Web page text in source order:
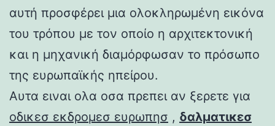
αυτή προσφέρει μια ολοκληρωμένη εικόνα
του τρόπου με τον οποίο η αρχιτεκτονική
και η μηχανική διαμόρφωσαν το πρόσωπο
της ευρωπαϊκής ηπείρου.
Αυτα ειναι ολα οσα πρεπει αν ξερετε για
οδικεσ εκδρομεσ ευρωπησ , δαλματικεσ